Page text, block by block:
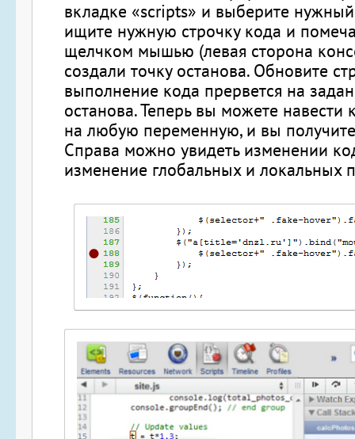
вкладке «scripts» и выберите
ищите нужную строчку кода и
щелчком мышью (левая сторона
создали точку останова. Обновите
выполнение кода прервется на
останова. Теперь вы можете
на любую переменную, и вы
Справа можно увидеть изменении
изменение глобальных и локальных